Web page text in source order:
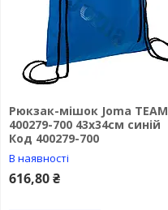
Рюкзак-мішок Joma TEAM
400279-700 43x34см синій
Код 400279-700
В наявності
616,80 ₴